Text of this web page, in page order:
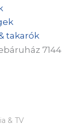
takarók
& TV